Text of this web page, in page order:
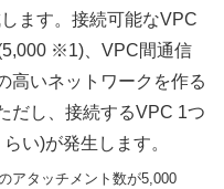
ます。接続可能なVPC
※1)、VPC間通信
高いネットワークを作る
だし、接続するVPC 1つ
い)が発生します。
アタッチメント数が5,000